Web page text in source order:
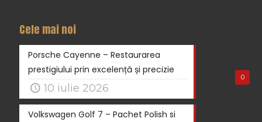
Cele mai noi
0
Porsche Cayenne – Restaurarea
prestigiului prin excelență și precizie
10 iulie 2026
Volkswagen Golf 7 – Pachet Polish si